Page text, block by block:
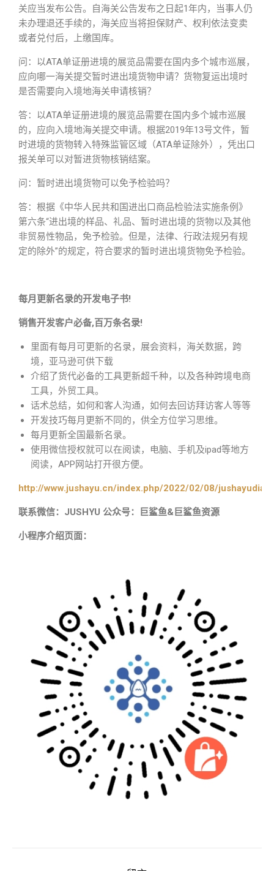
关应当发布公告。自海关公告发布之日起1年内，当事人仍
未办理退还手续的，海关应当将担保财产、权利依法变卖
或者兑付后，上缴国库。
问：以ATA单证册进境的展览品需要在国内多个城市巡展，
应向哪一海关提交暂时进出境货物申请？货物复运出境时
是否需要向入境地海关申请核销？
答：以ATA单证册进境的展览品需要在国内多个城市巡展
的，应向入境地海关提交申请。根据2019年13号文件，暂
时进境的货物转入特殊监管区域（ATA单证除外），凭出口
报关单可以对暂进货物核销结案。
问：暂时进出境货物可以免予检验吗？
答：根据《中华人民共和国进出口商品检验法实施条例》
第六条“进出境的样品、礼品、暂时进出境的货物以及其他
非贸易性物品，免予检验。但是，法律、行政法规另有规
定的除外”的规定，符合要求的暂时进出境货物免予检验。
每月更新名录的开发电子书!
销售开发客户必备,百万条名录!
里面有每月可更新的名录，展会资料，海关数据，跨
境，亚马逊可供下载
介绍了货代必备的工具更新超千种，以及各种跨境电商
工具，外贸工具。
话术总结，如何和客人沟通，如何去回访拜访客人等等
开发技巧每月更新不同的，供全方位学习思维。
每月更新全国最新名录。
使用微信授权就可以在阅读，电脑、手机及ipad等地方
阅读，APP网站打开很方便。
http://www.jushayu.cn/index.php/2022/02/08/
联系微信：JUSHYU 公众号：巨鲨鱼&巨鲨鱼资源
小程序介绍页面：